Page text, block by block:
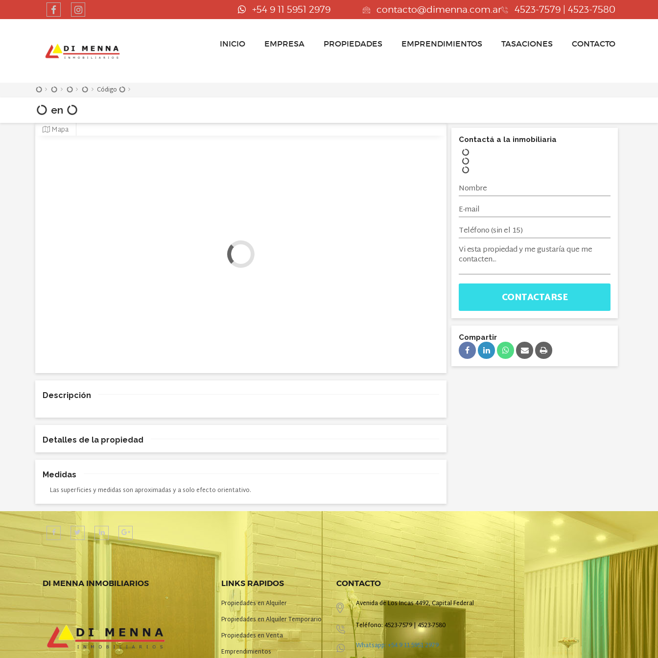
4523-7579 | 4523-7580
contacto@dimenna.com.ar
+54 9 11 5951 2979
INICIO EMPRESA PROPIEDADES EMPRENDIMIENTOS TASACIONES CONTACTO
Código
en
Mapa
Descripción
Detalles de la propiedad
Medidas
Las superficies y medidas son aproximadas y a solo efecto orientativo.
Contactá a la inmobiliaria
CONTACTARSE
Compartir
DI MENNA INMOBILIARIOS LINKS RAPIDOS
Propiedades en Alquiler
Propiedades en Alquiler Temporario
Propiedades en Venta
Emprendimientos
CONTACTO
Avenida de Los Incas 4492, Capital Federal
Teléfono: 4523-7579 | 4523-7580
Whatsapp: +54 9 11 5951 2979